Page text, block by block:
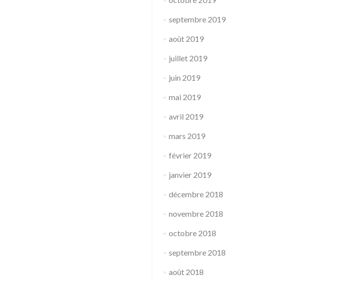
septembre 2019
août 2019
juillet 2019
juin 2019
mai 2019
avril 2019
mars 2019
février 2019
janvier 2019
décembre 2018
novembre 2018
octobre 2018
septembre 2018
août 2018